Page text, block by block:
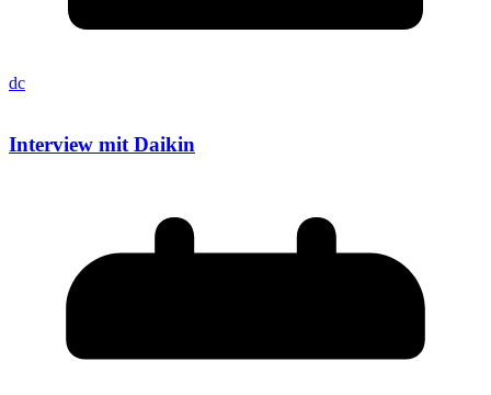
dc
Interview mit Daikin